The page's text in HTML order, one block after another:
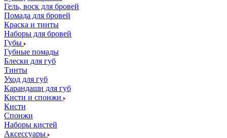
Гель, воск для бровей
Помада для бровей
Краска и тинты
Наборы для бровей
Губы
Губные помады
Блески для губ
Тинты
Уход для губ
Карандаши для губ
Кисти и спонжи
Кисти
Спонжи
Наборы кистей
Аксессуары